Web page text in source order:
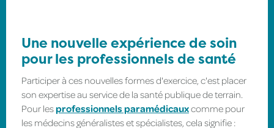
Une nouvelle expérience de soin
pour les professionnels de santé
Participer à ces nouvelles formes d'exercice, c'est placer
son expertise au service de la santé publique de terrain.
Pour lesprofessionnels paramédicauxcomme pour
les médecins généralistes et spécialistes, cela signifie :